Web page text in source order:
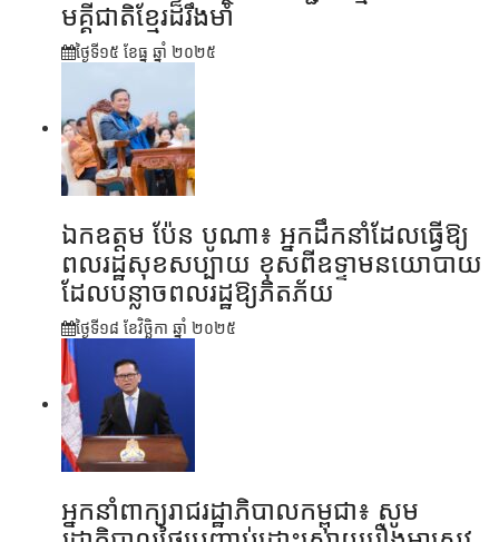
មគ្គីជាតិខ្មែរដ៏រឹងមាំ
ថ្ងៃទី១៥ ខែ​ធ្នូ ឆ្នាំ ២០២៥
ឯកឧត្តម ប៉ែន បូណា៖ អ្នកដឹកនាំដែលធ្វើឱ្យ
ពលរដ្ឋសុខសប្បាយ ខុសពីឧទ្ទាមនយោបាយ
ដែលបន្លាចពលរដ្ឋឱ្យភិតភ័យ
ថ្ងៃទី១៨ ខែ​វិច្ឆិកា ឆ្នាំ ២០២៥
អ្នកនាំពាក្យរាជរដ្ឋាភិបាលកម្ពុជា៖ សូម